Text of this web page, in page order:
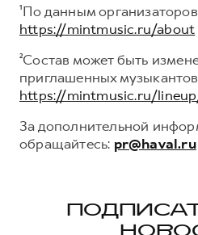
¹По данным
https://mintmusic.ru/about
²Состав может быть
приглашенных музыкантов
https://mintmusic.ru/
За дополнительной
обращайтесь: pr@haval.ru